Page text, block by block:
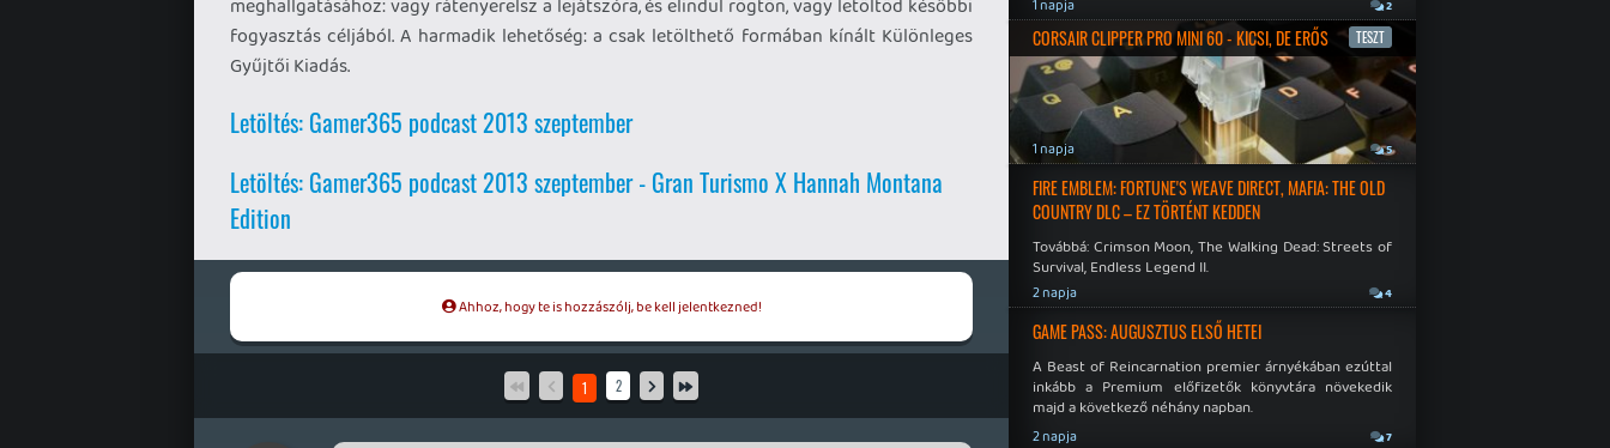
fogyasztás céljából. A harmadik lehetőség: a csak letölthető formában kínált Különleges
Gyűjtői Kiadás.
Letöltés: Gamer365 podcast 2013 szeptember
Letöltés: Gamer365 podcast 2013 szeptember - Gran Turismo X Hannah Montana
Edition
Ahhoz, hogy te is hozzászólj, be kell jelentkezned!
1 2
1 napja 2
CORSAIR CLIPPER PRO MINI 60 - KICSI, DE ERŐS TESZT
1 napja 5
FIRE EMBLEM: FORTUNE'S WEAVE DIRECT, MAFIA: THE OLD
COUNTRY DLC – EZ TÖRTÉNT KEDDEN
Továbbá: Crimson Moon, The Walking Dead: Streets of
Survival, Endless Legend II.
2 napja 4
GAME PASS: AUGUSZTUS ELSŐ HETEI
A Beast of Reincarnation premier árnyékában ezúttal
inkább a Premium előfizetők könyvtára növekedik
majd a következő néhány napban.
2 napja 7